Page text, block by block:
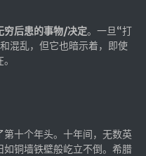
穷后患的事物/决定。一旦“打
混乱，但它也暗示着，即使
十个年头。十年间，无数英
铜墙铁壁般屹立不倒。希腊